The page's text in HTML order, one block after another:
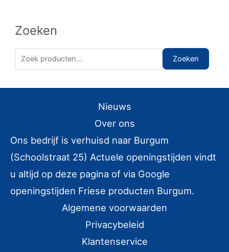
Zoeken
o
n
a
a
r
Zoeken
Nieuws
Over ons
Ons bedrijf is verhuisd naar Burgum
(Schoolstraat 25) Actuele openingstijden vindt
u altijd op deze pagina of via Google
openingstijden Friese producten Burgum.
Algemene voorwaarden
Privacybeleid
Klantenservice